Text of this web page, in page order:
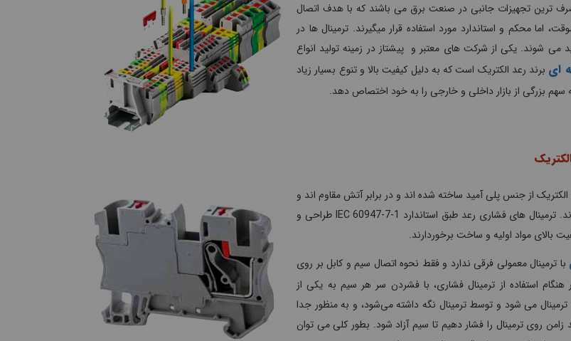
ترین تجهیزات جانبی در صنعت برق می باشند که با هدف اتصال
اما محکم و استاندارد مورد استفاده قرار میگیرند. ترمینال ها در
می شوند. یکی از شرکت های معتبر و پیشتاز در زمینه تولید انواع
ای برند رعد الکتریک است که به دلیل کیفیت بالا و تنوع بسیار زیاد
سهم بزرگی از بازار داخلی و خارجی را به خود اختصاص دهد.
از جنس پلی آمید ساخته شده اند و در برابر آتش مقاوم اند و
خاصیت ضد اشتعال دارند. ترمینال های فشاری رعد طبق استاندارد IEC 60947-7-1 طراحی و
بالای مواد اولیه و ساخت برخوردارند.
با ترمینال معمولی فرقی ندارد و فقط نحوه اتصال سیم و کابل بر روی
استفاده از ترمینال فشاری، با فشردن سر هر سیم به یکی از
ترمینال می شود و توسط ترمینال نگه داشته می‌شود، و به منظور جدا
زامن روی ترمینال را فشار دهیم تا سیم آزاد شود. بطور کلی می توان